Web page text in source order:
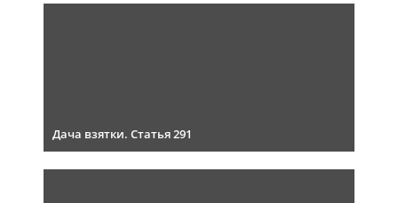
Дача взятки. Статья 291